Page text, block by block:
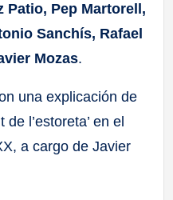
Patio, Pep Martorell,
Sanchís, Rafael
Mozas.
una explicación de
l’estoreta’ en el
a cargo de Javier